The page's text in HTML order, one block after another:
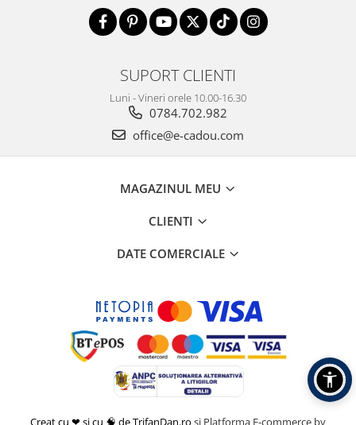
SUPORT CLIENTI
Luni - Vineri orele 10.00-16.30
0784.702.982
office@e-cadou.com
MAGAZINUL MEU
CLIENTI
DATE COMERCIALE
Creat cu ❤ și cu 🧠 de TrifanDan.ro si Platforma E-commerce by